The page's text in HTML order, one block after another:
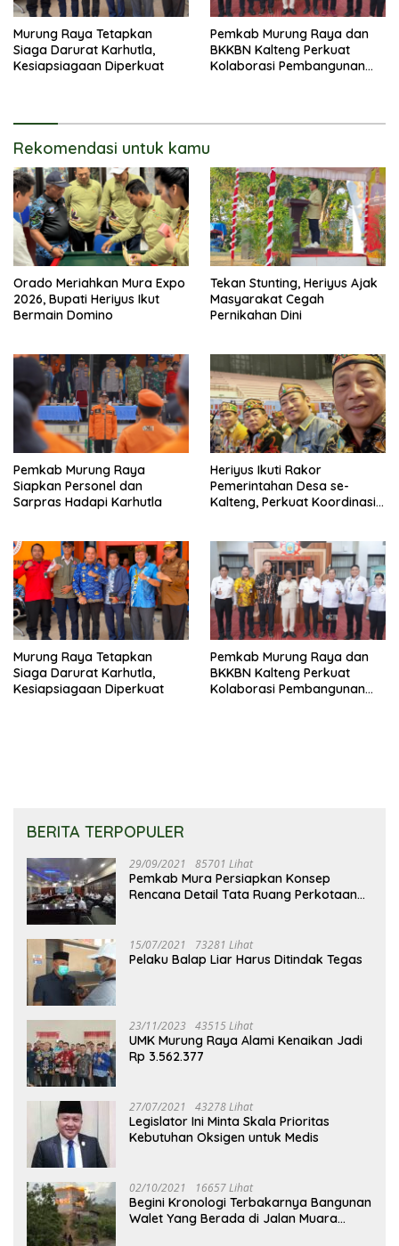
Murung Raya Tetapkan
Siaga Darurat Karhutla,
Kesiapsiagaan Diperkuat
Pemkab Murung Raya dan
BKKBN Kalteng Perkuat
Kolaborasi Pembangunan
Rekomendasi untuk kamu
Orado Meriahkan Mura Expo
2026, Bupati Heriyus Ikut
Bermain Domino
Tekan Stunting, Heriyus Ajak
Masyarakat Cegah
Pernikahan Dini
Pemkab Murung Raya
Siapkan Personel dan
Sarpras Hadapi Karhutla
Heriyus Ikuti Rakor
Pemerintahan Desa se-
Kalteng, Perkuat Koordinasi
Murung Raya Tetapkan
Siaga Darurat Karhutla,
Kesiapsiagaan Diperkuat
Pemkab Murung Raya dan
BKKBN Kalteng Perkuat
Kolaborasi Pembangunan
BERITA TERPOPULER
29/09/2021 85701 Lihat
Pemkab Mura Persiapkan Konsep
Rencana Detail Tata Ruang Perkotaan
15/07/2021 73281 Lihat
Pelaku Balap Liar Harus Ditindak Tegas
23/11/2023 43515 Lihat
UMK Murung Raya Alami Kenaikan Jadi
Rp 3.562.377
27/07/2021 43278 Lihat
Legislator Ini Minta Skala Prioritas
Kebutuhan Oksigen untuk Medis
02/10/2021 16657 Lihat
Begini Kronologi Terbakarnya Bangunan
Walet Yang Berada di Jalan Muara